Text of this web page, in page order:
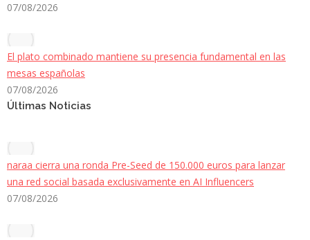
07/08/2026
El plato combinado mantiene su presencia fundamental en las
mesas españolas
07/08/2026
Últimas Noticias
naraa cierra una ronda Pre-Seed de 150.000 euros para lanzar
una red social basada exclusivamente en AI Influencers
07/08/2026